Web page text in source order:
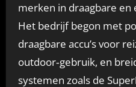
merken in draagbare en
Het bedrijf begon met
draagbare accu’s voor
outdoor‑gebruik, en
systemen zoals de